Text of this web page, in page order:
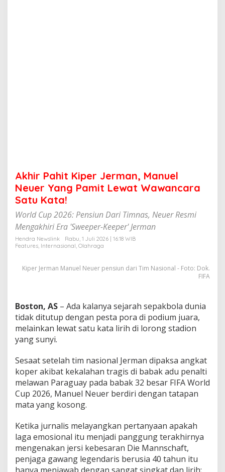
e
u
e
Y
a
n
g
P
m
w
a
t
a
n
c
a
r
a
a
u
K
a
Akhir Pahit Kiper Jerman, Manuel
Neuer Yang Pamit Lewat Wawancara
Satu Kata!
World Cup 2026: Pensiun Dari Timnas, Neuer Resmi
Mengakhiri Era 'Sweeper-Keeper' Jerman
Hendra Newslink
Rabu, 1 Juli 2026 | 16:18 WIB
Features, Internasional, Olahraga
Kiper Jerman Manuel Neuer pensiun dari Tim Nasional - Foto: Dok.
FIFA
Boston, AS – Ada kalanya sejarah sepakbola dunia
tidak ditutup dengan pesta pora di podium juara,
melainkan lewat satu kata lirih di lorong stadion
yang sunyi.
Sesaat setelah tim nasional Jerman dipaksa angkat
koper akibat kekalahan tragis di babak adu penalti
melawan Paraguay pada babak 32 besar FIFA World
Cup 2026, Manuel Neuer berdiri dengan tatapan
mata yang kosong.
Ketika jurnalis melayangkan pertanyaan apakah
laga emosional itu menjadi panggung terakhirnya
mengenakan jersi kebesaran Die Mannschaft,
penjaga gawang legendaris berusia 40 tahun itu